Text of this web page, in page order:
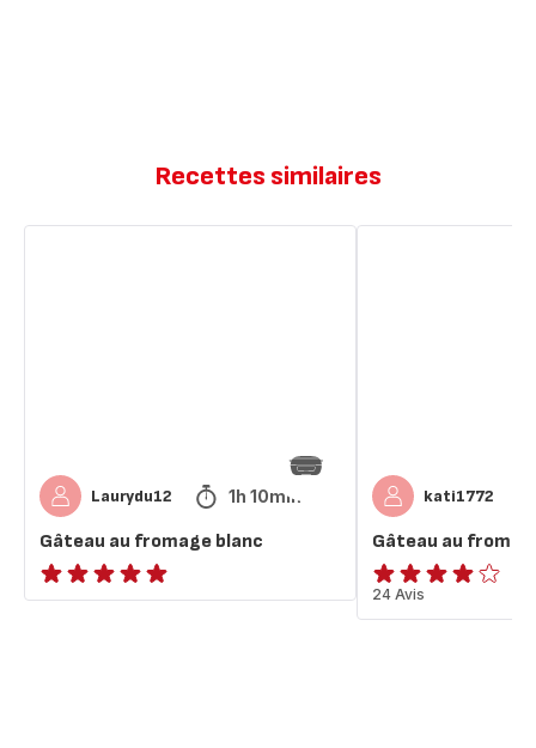
Recettes similaires
Laurydu12 1h 10min
Gâteau au fromage blanc
ratings.NaN
kati1772
Gâteau au
ratings.4.1
24 Avis